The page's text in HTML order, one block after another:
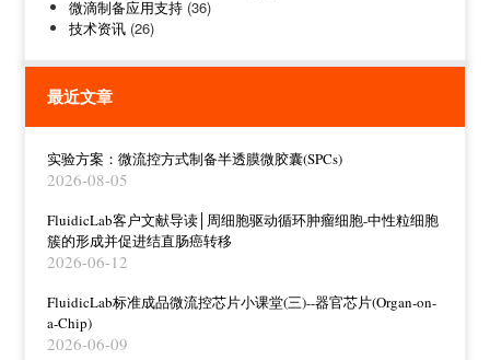
微滴制备应用支持(36)
技术资讯(26)
最近文章
实验方案：微流控方式制备半透膜微胶囊(SPCs)
2026-08-05
FluidicLab客户文献导读│周细胞驱动循环肿瘤细胞-中性粒细胞
簇的形成并促进结直肠癌转移
2026-06-12
FluidicLab标准成品微流控芯片小课堂(三)--器官芯片(Organ-on-
a-Chip)
2026-06-09